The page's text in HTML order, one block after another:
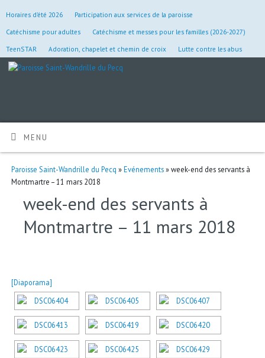
Horaires d’été 2026
Participation aux services de la paroisse
Catéchisme pour adultes
Catéchisme et messes pour les familles (2026-2027)
TeenSTAR
Adoration, chapelet et chemin de croix Lutte contre les abus
MENU
Paroisse Saint-Wandrille du Pecq »Evénements» week-end des servants à
Montmartre – 11 mars 2018
week-end des servants à
Montmartre – 11 mars 2018
[Diaporama]